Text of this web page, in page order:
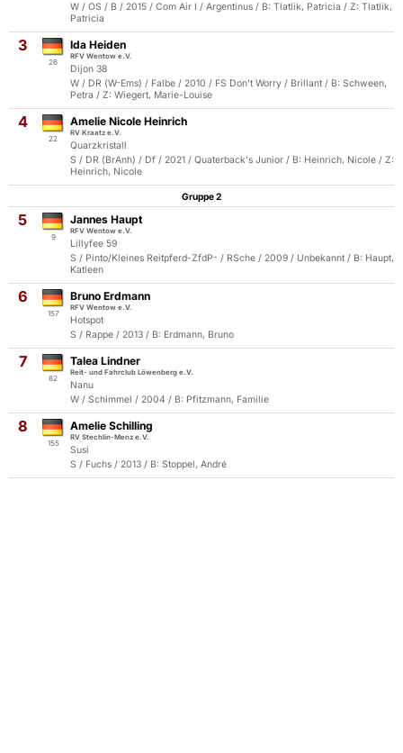
W / OS / B / 2015 / Com Air I / Argentinus / B: Tlatlik, Patricia / Z: Tlatlik,
Patricia
3
26
Ida Heiden
RFV Wentow e.V.
Dijon 38
W / DR (W-Ems) / Falbe / 2010 / FS Don't Worry / Brillant / B: Schween,
Petra / Z: Wiegert, Marie-Louise
4
22
Amelie Nicole Heinrich
RV Kraatz e.V.
Quarzkristall
S / DR (BrAnh) / Df / 2021 / Quaterback's Junior / B: Heinrich, Nicole / Z:
Heinrich, Nicole
Gruppe 2
5
9
Jannes Haupt
RFV Wentow e.V.
Lillyfee 59
S / Pinto/Kleines Reitpferd-ZfdP- / RSche / 2009 / Unbekannt / B: Haupt,
Katleen
6
157
Bruno Erdmann
RFV Wentow e.V.
Hotspot
S / Rappe / 2013 / B: Erdmann, Bruno
7
82
Talea Lindner
Reit- und Fahrclub Löwenberg e.V.
Nanu
W / Schimmel / 2004 / B: Pfitzmann, Familie
8
155
Amelie Schilling
RV Stechlin-Menz e.V.
Susi
S / Fuchs / 2013 / B: Stoppel, André